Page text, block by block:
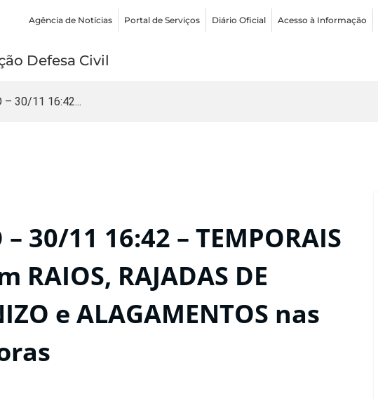
Agência de Notícias Portal de Serviços Diário Oficial Acesso à Informação
Defesa Civil
– 30/11 16:42...
– 30/11 16:42 – TEMPORAIS
RAIOS, RAJADAS DE
e ALAGAMENTOS nas